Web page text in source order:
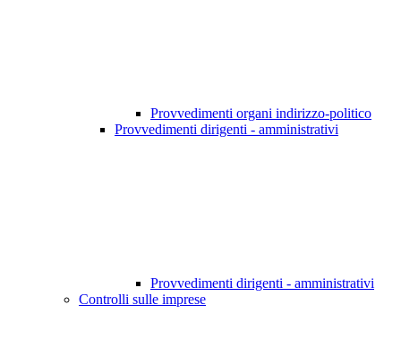
Provvedimenti organi indirizzo-politico
Provvedimenti dirigenti - amministrativi
Provvedimenti dirigenti - amministrativi
Controlli sulle imprese